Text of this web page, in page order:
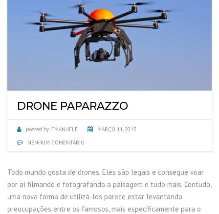
DRONE PAPARAZZO
posted by: EMANUELE
MARÇO 11, 2015
NENHUM COMENTÁRIO
Todo mundo gosta de drones. Eles são legais e consegue voar
por aí filmando e fotografando a paisagem e tudo mais. Contudo,
uma nova forma de utilizá-los parece estar levantando
preocupações entre os famosos, mais especificamente para o